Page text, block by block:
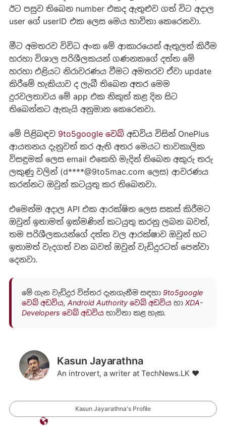
ඊට පසුව තිබෙන number එකද ඇතුළුව ගත් විට අදාල
user ගේ userID එක ලෙස මෙය භාවිතා කෙරෙනවා.
මීට අමතරව විවිධ අංක මේ ආකාරයෙන් ඇතුලත් කිරීම
හරහා විශාල පරිශීලකයන් ගණනකගේ දත්ත මේ
හරහා එළියට නිරාවරණය වීමට අමතරව ඒවා update
කිරීමේ හැකියාව ද ලැබී තිබෙන අතර මෙම
දුරවලතාවය මේ app එක නිකුත් කළ දින සිට
තිබෙන්නට ඇතැයි අනුමාන කෙරෙනවා.
මේ පිළිබඳව 9to5google වෙබ්අඩවිය විසින් OnePlus
ආයතනය දැනුවත් කර ඇති අතර මෙයට තාවකාලික
විසඳුමක් ලෙස email එකෙහි මැදින් තිබෙන අකුරු තරු
ලකුණු වලින් (d****@9to5mac.com ලෙස) ආවරණය
කරන්නට ඔවුන් කටයුතු කර තිබෙනවා.
එමෙන්ම අදාල API එක ආරක්ෂිත ලෙස සකස් කිරීමට
ඔවුන් ඉතාමත් ඉක්මණින් කටයුතු කරනු ලබන බවත්,
තම පරිශීලකයන්ගේ දත්ත වල ආරක්ෂාව ඔවුන් හට
ඉතාමත් වැදගත් වන බවත් ඔවුන් වැඩිදුරටත් පෙන්වා
දෙනවා.
මේ ගැන වැඩිදුර විස්තර දැනගැනීම සඳහා 9to5google
වෙබ් අඩවිය, Android Authority වෙබ් අඩවියහා XDA-
Developers වෙබ් අඩවියභාවිතා කළ හැක.
Kasun Jayarathna
An introvert, a writer at TechNews.LK ❤️
Kasun Jayarathna's Profile